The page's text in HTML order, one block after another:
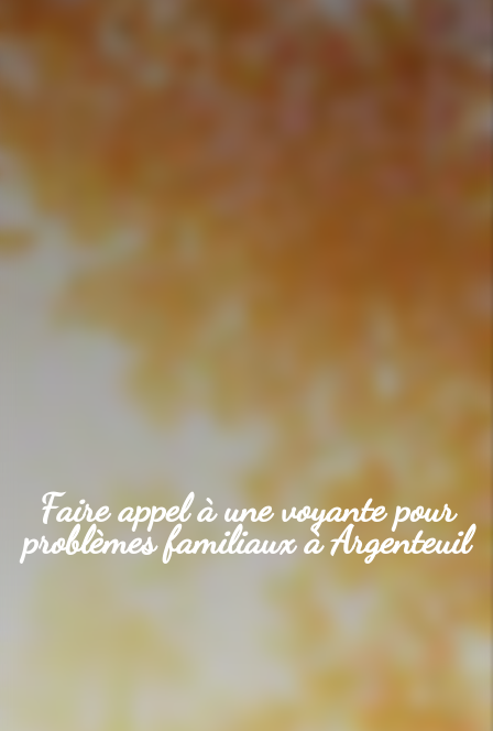
Faire appel à une voyante pour
problèmes familiaux à Argenteuil